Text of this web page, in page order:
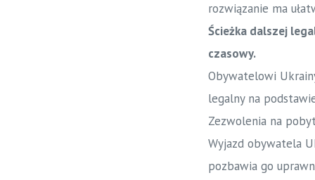
rozwiązanie ma
Ścieżka dalszej
czasowy.
Obywatelowi
legalny na
Zezwolenia na
Wyjazd obywatela
pozbawia go